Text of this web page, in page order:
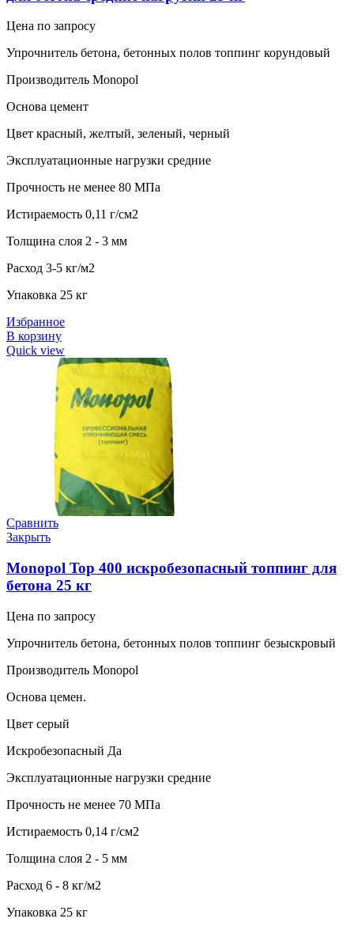
Цена по запросу
Упрочнитель бетона, бетонных полов топпинг корундовый
Производитель Monopol
Основа цемент
Цвет красный, желтый, зеленый, черный
Эксплуатационные нагрузки средние
Прочность не менее 80 МПа
Истираемость 0,11 г/см2
Толщина слоя 2 - 3 мм
Расход 3-5 кг/м2
Упаковка 25 кг
Избранное
В корзину
Quick view
Сравнить
Закрыть
Monopol Top 400 искробезопасный топпинг для
бетона 25 кг
Цена по запросу
Упрочнитель бетона, бетонных полов топпинг безыскровый
Производитель Monopol
Основа цемен.
Цвет серый
Искробезопасный Да
Эксплуатационные нагрузки средние
Прочность не менее 70 МПа
Истираемость 0,14 г/см2
Толщина слоя 2 - 5 мм
Расход 6 - 8 кг/м2
Упаковка 25 кг